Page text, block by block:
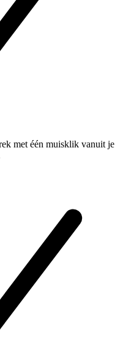
met één muisklik vanuit je